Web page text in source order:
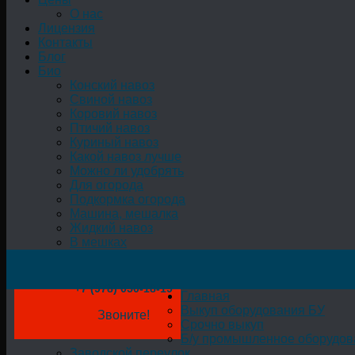
О нас
Лицензия
Контакты
Блог
Био
Конский навоз
Свиной навоз
Коровий навоз
Птичий навоз
Куриный навоз
Какой навоз лучше
Можно ли удобрять
Для огорода
Подкормка огорода
Машина, мешалка
Жидкий навоз
В мешках
+7 (978) 050-18-19
Звоните!
Главная
Выкуп оборудования БУ
Срочно выкуп
Б/у промышленное